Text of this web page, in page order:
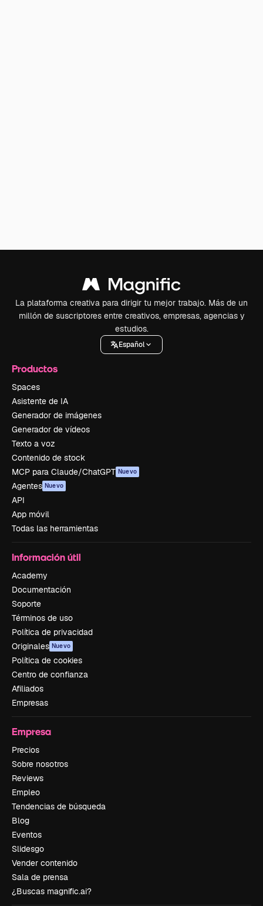
La plataforma creativa para dirigir tu mejor trabajo. Más de un
millón de suscriptores entre creativos, empresas, agencias y
estudios.
Español
Productos
Spaces
Asistente de IA
Generador de imágenes
Generador de vídeos
Texto a voz
Contenido de stock
MCP para Claude/ChatGPT Nuevo
Agentes Nuevo
API
App móvil
Todas las herramientas
Información útil
Academy
Documentación
Soporte
Términos de uso
Política de privacidad
Originales Nuevo
Política de cookies
Centro de confianza
Afiliados
Empresas
Empresa
Precios
Sobre nosotros
Reviews
Empleo
Tendencias de búsqueda
Blog
Eventos
Slidesgo
Vender contenido
Sala de prensa
¿Buscas magnific.ai?